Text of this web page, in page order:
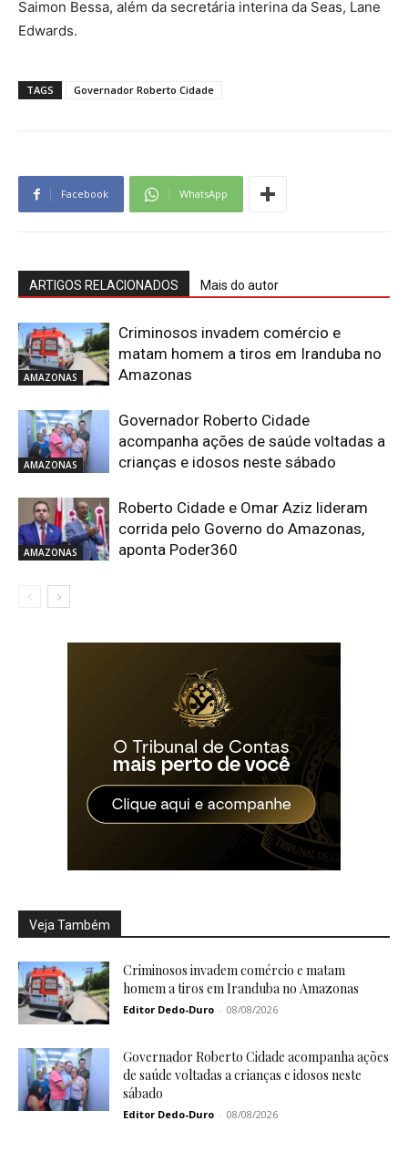
Saimon Bessa, além da secretária interina da Seas, Lane
Edwards.
TAGS Governador Roberto Cidade
Facebook WhatsApp
ARTIGOS RELACIONADOS Mais do autor
AMAZONAS
Criminosos invadem comércio e
matam homem a tiros em Iranduba no
Amazonas
AMAZONAS
Governador Roberto Cidade
acompanha ações de saúde voltadas a
crianças e idosos neste sábado
AMAZONAS
Roberto Cidade e Omar Aziz lideram
corrida pelo Governo do Amazonas,
aponta Poder360
Veja Também
Criminosos invadem comércio e matam
homem a tiros em Iranduba no Amazonas
Editor Dedo-Duro - 08/08/2026
Governador Roberto Cidade acompanha ações
de saúde voltadas a crianças e idosos neste
sábado
Editor Dedo-Duro - 08/08/2026